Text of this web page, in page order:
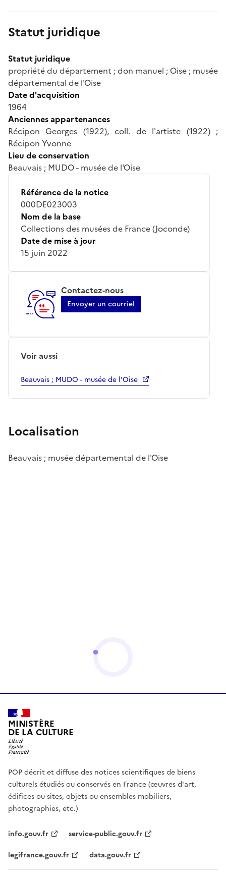
Statut juridique
Statut juridique
propriété du département ; don manuel ; Oise ; musée
départemental de l'Oise
Date d'acquisition
1964
Anciennes appartenances
Récipon Georges (1922), coll. de l'artiste (1922) ;
Récipon Yvonne
Lieu de conservation
Beauvais ; MUDO - musée de l'Oise
Référence de la notice
000DE023003
Nom de la base
Collections des musées de France (Joconde)
Date de mise à jour
15 juin 2022
Contactez-nous
Envoyer un courriel
Voir aussi
Beauvais ; MUDO - musée de l'Oise
Localisation
Beauvais ; musée départemental de l'Oise
MINISTÈRE
DE LA CULTURE
POP décrit et diffuse des notices scientifiques de biens
culturels étudiés ou conservés en France (œuvres d'art,
édifices ou sites, objets ou ensembles mobiliers,
photographies, etc.)
info.gouv.fr
service-public.gouv.fr
legifrance.gouv.fr
data.gouv.fr